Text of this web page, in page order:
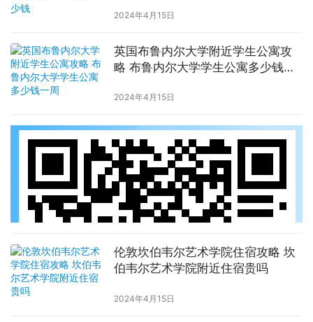
2024年4月15日
英国布鲁内尔大学附近学生公寓攻
略 布鲁内尔大学学生公寓多少钱一
2024年4月15日
伦敦坎伯韦尔艺术学院住宿攻略 坎
伯韦尔艺术学院附近住宿贵吗
2024年4月15日